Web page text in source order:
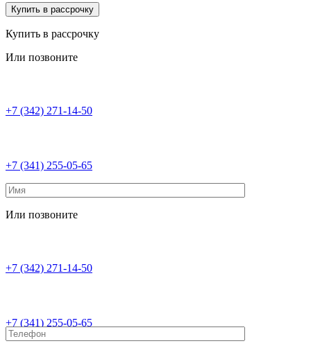
Купить в рассрочку
Купить в рассрочку
Или позвоните
+7 (342) 271-14-50
+7 (341) 255-05-65
Или позвоните
+7 (342) 271-14-50
+7 (341) 255-05-65